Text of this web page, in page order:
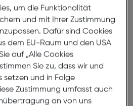
prüfen
20mm Sport
Grau
um die Funktionalität
und mit Ihrer Zustimmung
Dafür sind Cookies
dem EU-Raum und den USA
auf „Alle Cookies
Sie zu, dass wir und
und in Folge
Zustimmung umfasst auch
an von uns